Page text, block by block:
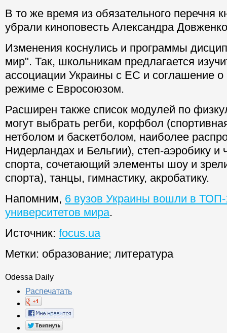
В то же время из обязательного перечня
убрали киноповесть Александра
Изменения коснулись и программы
мир". Так, школьникам предлагается
ассоциации Украины с ЕС и соглашение о
режиме с Евросоюзом.
Расширен также список модулей по
могут выбрать регби, корфбол
нетболом и баскетболом, наиболее
Нидерландах и Бельгии), степ-аэробику и
спорта, сочетающий элементы шоу и
спорта), танцы, гимнастику, акробатику.
Напомним, 6 вузов Украины вошли в
университетов мира.
Источник: focus.ua
Метки: образование; литература
Odessa Daily
Распечатать